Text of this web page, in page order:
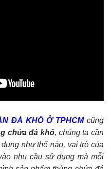
ĐÁ KHÔ Ở TPHCMcũng
chứa đá khô, chúng ta cần
như thế nào, vai trò của
nhu cầu sử dụng mà mỗi